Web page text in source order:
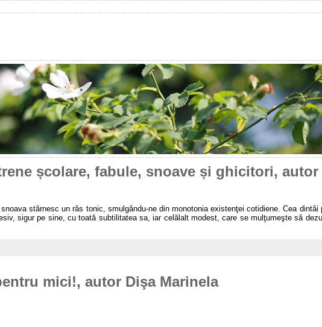
școlare, fabule, snoave și ghicitori, autor
stârnesc un râs tonic, smulgându-ne din monotonia existenţei cotidiene. Cea dintâi
sigur pe sine, cu toată subtilitatea sa, iar celălalt modest, care se mulţumeşte să
mici!, autor Dişa Marinela